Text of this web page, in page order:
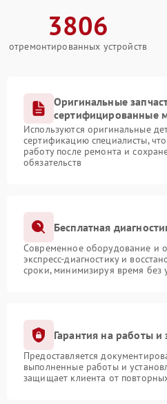
3806
отремонтированных устройств
Оригинальные
сертифицированные
Используются оригинальные
сертификацию специалисты,
работу после ремонта и
обязательств
Бесплатная
Современное оборудование и
экспресс-диагностику и
сроки, минимизируя время без
Гарантия на работы и
Предоставляется
выполненные работы и
защищает клиента от